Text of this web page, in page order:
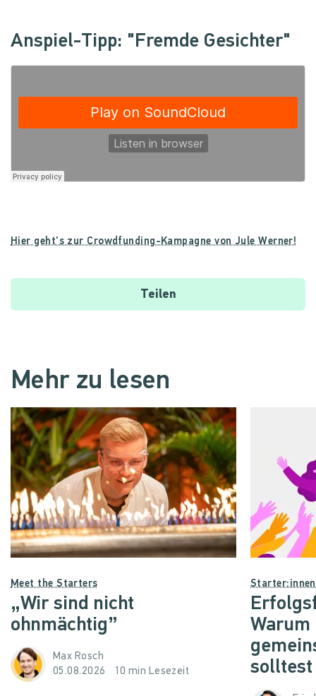
Anspiel-Tipp: "Fremde Gesichter"
Hier geht's zur Crowdfunding-Kampagne von Jule Werner!
Teilen
Mehr zu lesen
Meet the Starters
„Wir sind nicht
ohnmächtig”
Max Rosch
05.08.2026
10 min Lesezeit
Warum
solltest